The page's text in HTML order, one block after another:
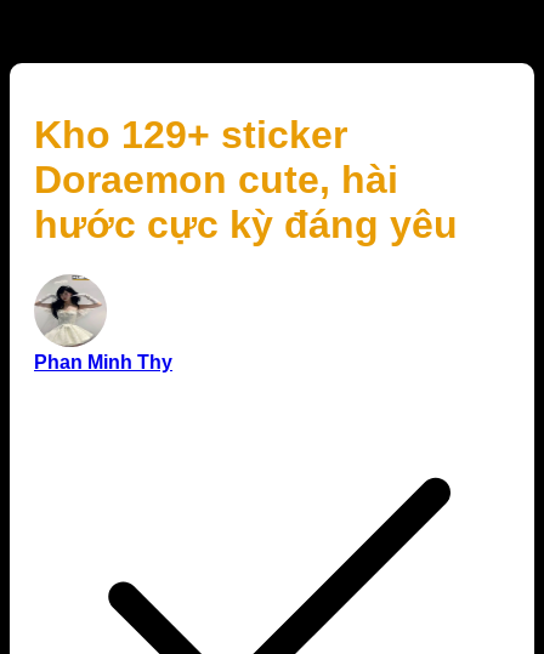
Kho 129+ sticker
Doraemon cute, hài
hước cực kỳ đáng yêu
Phan Minh Thy